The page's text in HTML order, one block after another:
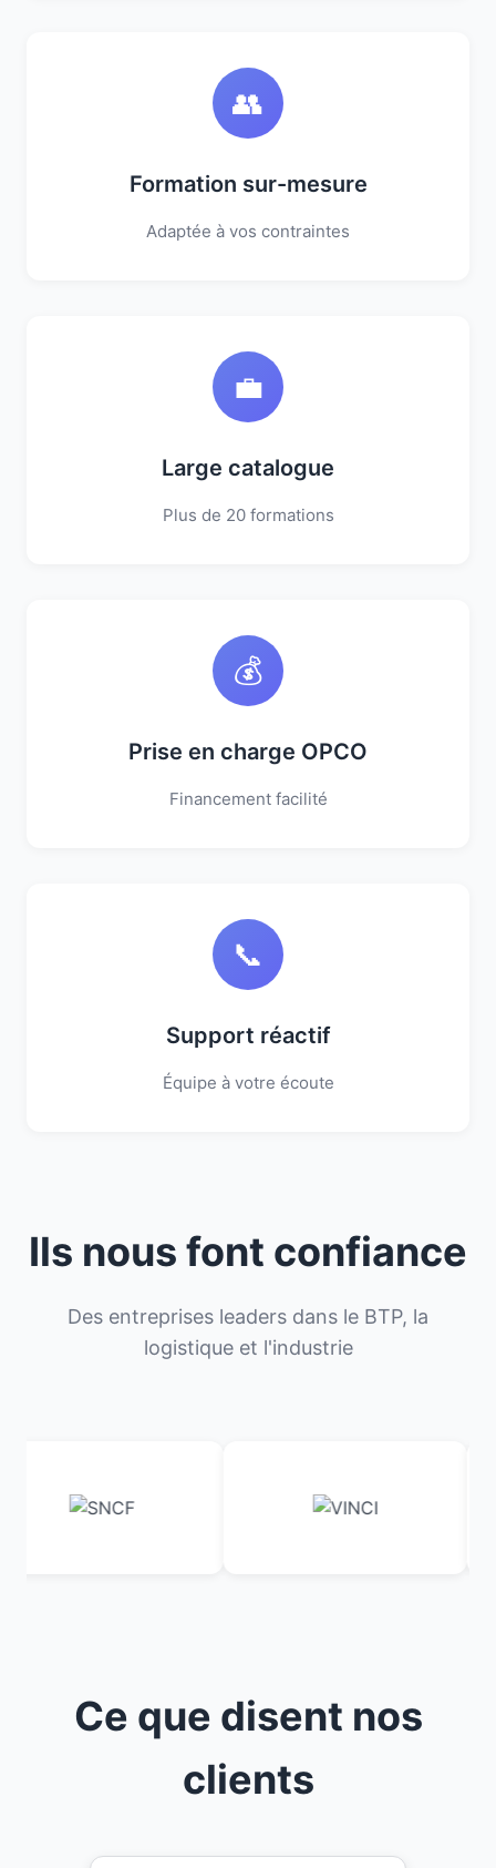
👥
Formation sur-mesure
Adaptée à vos contraintes
💼
Large catalogue
Plus de 20 formations
💰
Prise en charge OPCO
Financement facilité
📞
Support réactif
Équipe à votre écoute
Ils nous font confiance
Des entreprises leaders dans le BTP, la
logistique et l'industrie
Ce que disent nos
clients